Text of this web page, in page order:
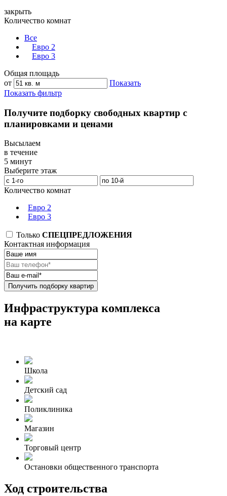
закрыть
Количество комнат
Все
Евро 2
Евро 3
Общая площадь
от
Показать
Показать фильтр
Получите подборку свободных квартир с
планировками и ценами
Высылаем
в течение
5 минут
Выберите этаж
Количество комнат
Евро 2
Евро 3
Только СПЕЦПРЕДЛОЖЕНИЯ
Контактная информация
Получить подборку квартир
Инфраструктура комплекса
на карте
Школа
Детский сад
Поликлиника
Магазин
Торговый центр
Остановки общественного транспорта
Ход строительства